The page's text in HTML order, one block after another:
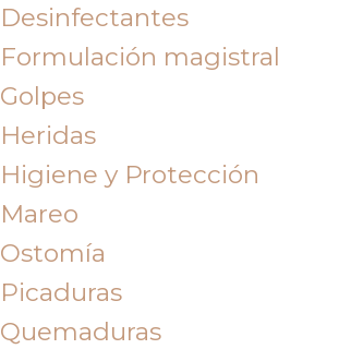
Desinfectantes
Formulación magistral
Golpes
Heridas
Higiene y Protección
Mareo
Ostomía
Picaduras
Quemaduras